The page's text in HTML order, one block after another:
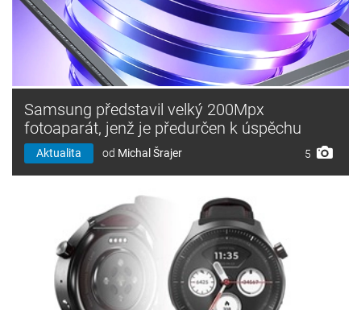
Samsung představil velký 200Mpx
fotoaparát, jenž je předurčen k úspěchu
Aktualita od Michal Šrajer 5